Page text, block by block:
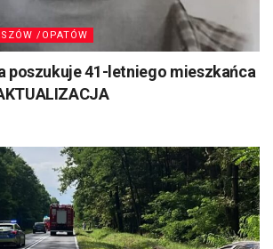
/OPATÓW
poszukuje 41-letniego mieszkańca